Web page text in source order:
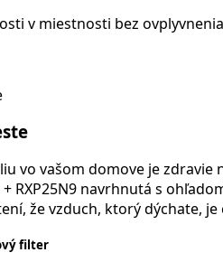
v miestnosti bez
vo vašom domove je
+ RXP25N9 navrhnutá s
že vzduch, ktorý dýchate, je
filter